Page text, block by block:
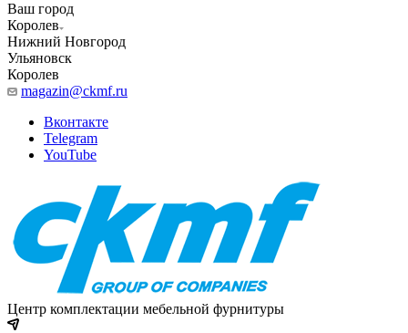
Ваш город
Королев
Нижний Новгород
Ульяновск
Королев
magazin@ckmf.ru
Вконтакте
Telegram
YouTube
Центр комплектации мебельной фурнитуры